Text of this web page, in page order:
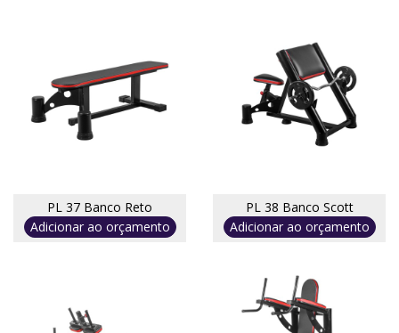
PL 37 Banco Reto
Adicionar ao orçamento
PL 38 Banco Scott
Adicionar ao orçamento